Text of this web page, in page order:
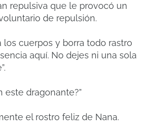
repulsiva que le provocó un
de repulsión.
los cuerpos y borra todo rastro
aquí. No dejes ni una sola
este dragonante?”
el rostro feliz de Nana.